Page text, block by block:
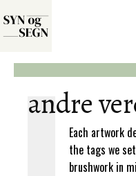
andre
Each artwork
the tags we
brushwork in